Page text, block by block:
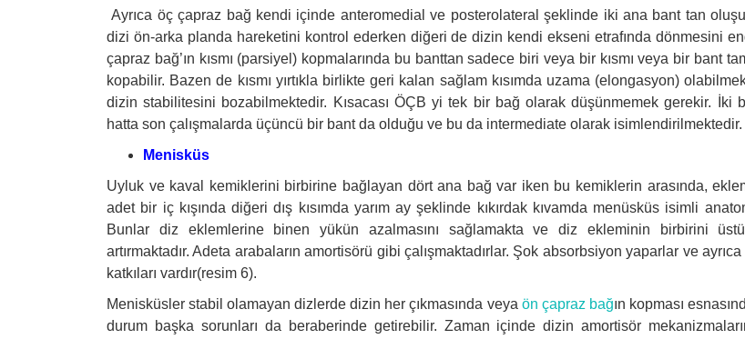
Ayrıca öç çapraz bağ kendi içinde anteromedial ve posterolateral şeklinde iki ana bant tan
dizi ön-arka planda hareketini kontrol ederken diğeri de dizin kendi ekseni etrafında dönmesini
çapraz bağ’ın kısmı (parsiyel) kopmalarında bu banttan sadece biri veya bir kısmı veya bir bant
kopabilir. Bazen de kısmı yırtıkla birlikte geri kalan sağlam kısımda uzama (elongasyon)
dizin stabilitesini bozabilmektedir. Kısacası ÖÇB yi tek bir bağ olarak düşünmemek gerekir. İki
hatta son çalışmalarda üçüncü bir bant da olduğu ve bu da intermediate olarak isimlendirilmektedir.
Menisküs
Uyluk ve kaval kemiklerini birbirine bağlayan dört ana bağ var iken bu kemiklerin arasında,
adet bir iç kışında diğeri dış kısımda yarım ay şeklinde kıkırdak kıvamda menüsküs isimli
Bunlar diz eklemlerine binen yükün azalmasını sağlamakta ve diz ekleminin birbirini
artırmaktadır. Adeta arabaların amortisörü gibi çalışmaktadırlar. Şok absorbsiyon yaparlar ve
katkıları vardır(resim 6).
Menisküsler stabil olamayan dizlerde dizin her çıkmasında veya ön çapraz bağın kopması
durum başka sorunları da beraberinde getirebilir. Zaman içinde dizin amortisör